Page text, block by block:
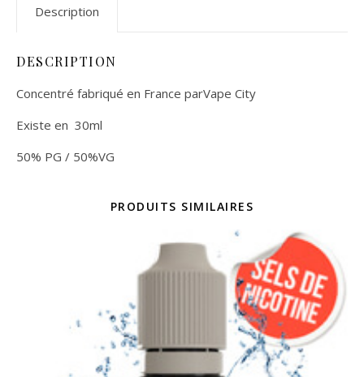
Description
DESCRIPTION
Concentré fabriqué en France parVape City
Existe en 30ml
50% PG / 50%VG
PRODUITS SIMILAIRES